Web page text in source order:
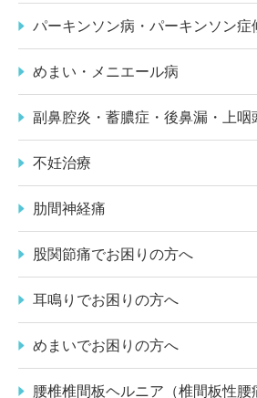
パーキンソン病・パーキンソン症
めまい・メニエール病
副鼻腔炎・蓄膿症・後鼻漏・上咽
不妊治療
肋間神経痛
股関節痛でお困りの方へ
耳鳴りでお困りの方へ
めまいでお困りの方へ
腰椎椎間板ヘルニア（椎間板性